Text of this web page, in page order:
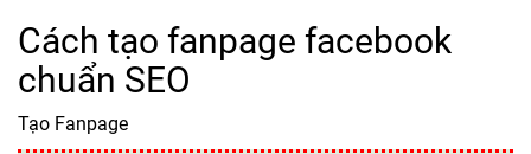
Cách tạo fanpage facebook
chuẩn SEO
Tạo Fanpage